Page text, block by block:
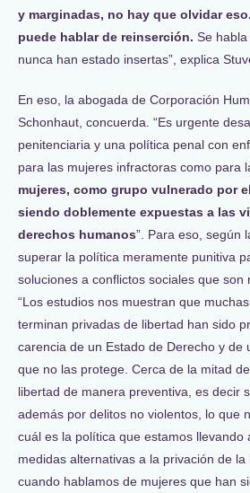
y marginadas, no hay que olvidar
puede hablar de reinserción. Se
nunca han estado insertas”, explica
En eso, la abogada de Corporación
Schonhaut, concuerda. “Es urgente
penitenciaria y una política penal con
para las mujeres infractoras como para
mujeres, como grupo vulnerado por
siendo doblemente expuestas a las
derechos humanos”. Para eso, según
superar la política meramente punitiva
soluciones a conflictos sociales que son
“Los estudios nos muestran que
terminan privadas de libertad han sido
carencia de un Estado de Derecho y de
que no las protege. Cerca de la mitad
libertad de manera preventiva, es decir
además por delitos no violentos, lo que
cuál es la política que estamos llevando
medidas alternativas a la privación de
cuando hablamos de mujeres que han